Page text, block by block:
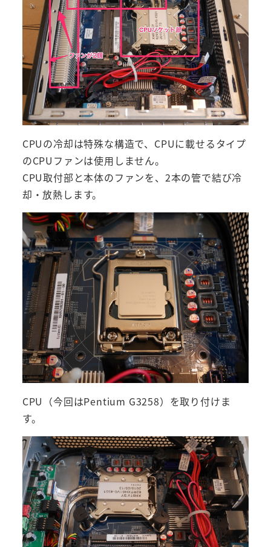
CPUの冷却は特殊な構造で、CPUに載せるタイプ
のCPUファンは使用しません。
CPU取付部と本体のファンを、2本の管で結び冷
却・放熱します。
CPU（今回はPentium G3258）を取り付けま
す。